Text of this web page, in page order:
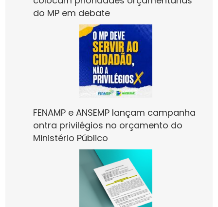
do MP em debate
FENAMP e ANSEMP lançam campanha
ontra privilégios no orçamento do
Ministério Público